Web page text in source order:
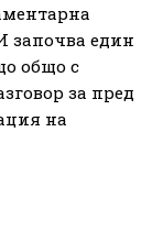
започва един
общо с
за пред
на